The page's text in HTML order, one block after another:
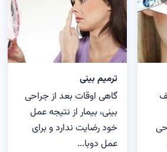
ترمیم بینی
گاهی اوقات بعد از جراحی
بینی، بیمار از نتیجه عمل
خود رضایت ندارد و برای
عمل دوبا...